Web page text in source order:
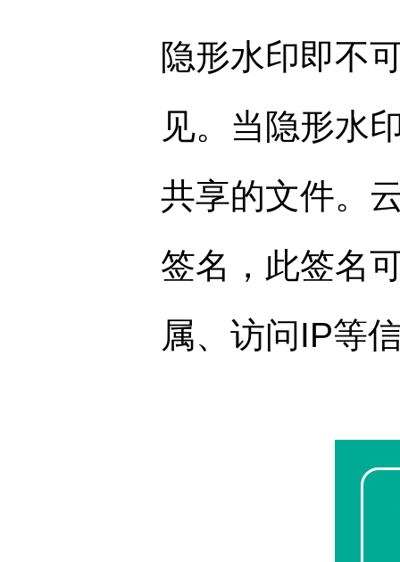
隐形水印即不
见。当隐形水
共享的文件。
签名，此签名
属、访问IP等